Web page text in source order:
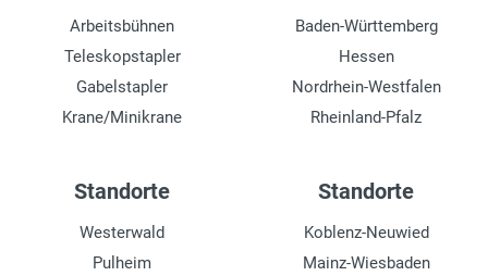
Arbeitsbühnen
Teleskopstapler
Gabelstapler
Krane/Minikrane
Baden-Württemberg
Hessen
Nordrhein-Westfalen
Rheinland-Pfalz
Standorte
Westerwald
Pulheim
Standorte
Koblenz-Neuwied
Mainz-Wiesbaden